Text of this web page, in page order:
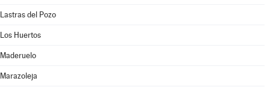
Lastras del Pozo
Los Huertos
Maderuelo
Marazoleja